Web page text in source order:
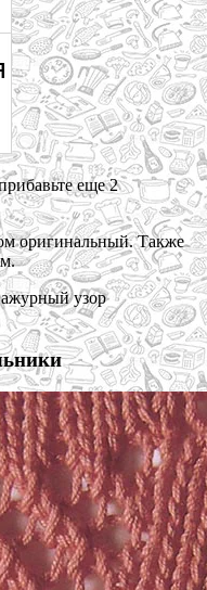
еще 2
оригинальный. Также
узор